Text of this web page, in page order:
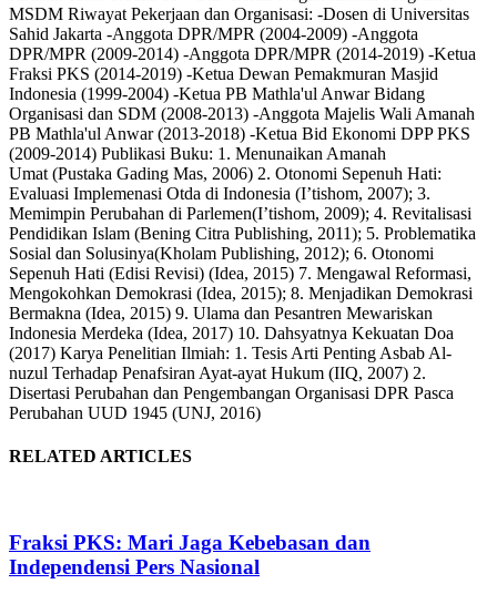
MSDM Riwayat Pekerjaan dan Organisasi: -Dosen di Universitas
Sahid Jakarta -Anggota DPR/MPR (2004-2009) -Anggota
DPR/MPR (2009-2014) -Anggota DPR/MPR (2014-2019) -Ketua
Fraksi PKS (2014-2019) -Ketua Dewan Pemakmuran Masjid
Indonesia (1999-2004) -Ketua PB Mathla'ul Anwar Bidang
Organisasi dan SDM (2008-2013) -Anggota Majelis Wali Amanah
PB Mathla'ul Anwar (2013-2018) -Ketua Bid Ekonomi DPP PKS
(2009-2014) Publikasi Buku: 1. Menunaikan Amanah
Umat (Pustaka Gading Mas, 2006) 2. Otonomi Sepenuh Hati:
Evaluasi Implemenasi Otda di Indonesia (I’tishom, 2007); 3.
Memimpin Perubahan di Parlemen(I’tishom, 2009); 4. Revitalisasi
Pendidikan Islam (Bening Citra Publishing, 2011); 5. Problematika
Sosial dan Solusinya(Kholam Publishing, 2012); 6. Otonomi
Sepenuh Hati (Edisi Revisi) (Idea, 2015) 7. Mengawal Reformasi,
Mengokohkan Demokrasi (Idea, 2015); 8. Menjadikan Demokrasi
Bermakna (Idea, 2015) 9. Ulama dan Pesantren Mewariskan
Indonesia Merdeka (Idea, 2017) 10. Dahsyatnya Kekuatan Doa
(2017) Karya Penelitian Ilmiah: 1. Tesis Arti Penting Asbab Al-
nuzul Terhadap Penafsiran Ayat-ayat Hukum (IIQ, 2007) 2.
Disertasi Perubahan dan Pengembangan Organisasi DPR Pasca
Perubahan UUD 1945 (UNJ, 2016)
RELATED ARTICLES
Fraksi PKS: Mari Jaga Kebebasan dan
Independensi Pers Nasional